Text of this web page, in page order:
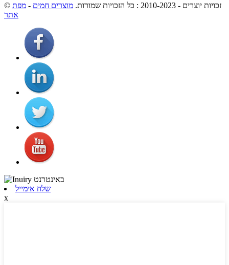
© זכויות יוצרים - 2010-2023 : כל הזכויות שמורות.
מוצרים חמים - מפת
אתר
שלח אימייל
x